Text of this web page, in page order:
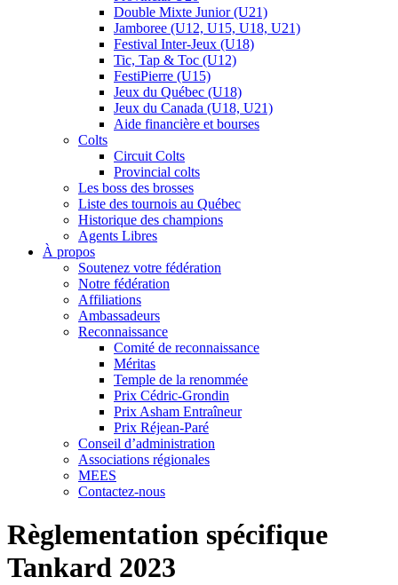
Double Mixte Junior (U21)
Jamboree (U12, U15, U18, U21)
Festival Inter-Jeux (U18)
Tic, Tap & Toc (U12)
FestiPierre (U15)
Jeux du Québec (U18)
Jeux du Canada (U18, U21)
Aide financière et bourses
Colts
Circuit Colts
Provincial colts
Les boss des brosses
Liste des tournois au Québec
Historique des champions
Agents Libres
À propos
Soutenez votre fédération
Notre fédération
Affiliations
Ambassadeurs
Reconnaissance
Comité de reconnaissance
Méritas
Temple de la renommée
Prix Cédric-Grondin
Prix Asham Entraîneur
Prix Réjean-Paré
Conseil d’administration
Associations régionales
MEES
Contactez-nous
Règlementation spécifique
Tankard 2023